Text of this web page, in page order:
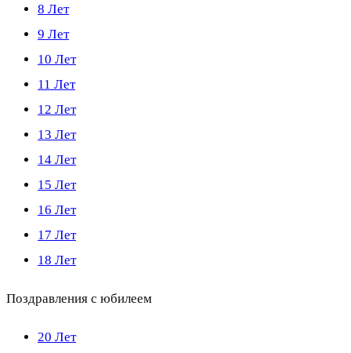
8 Лет
9 Лет
10 Лет
11 Лет
12 Лет
13 Лет
14 Лет
15 Лет
16 Лет
17 Лет
18 Лет
Поздравления с юбилеем
20 Лет